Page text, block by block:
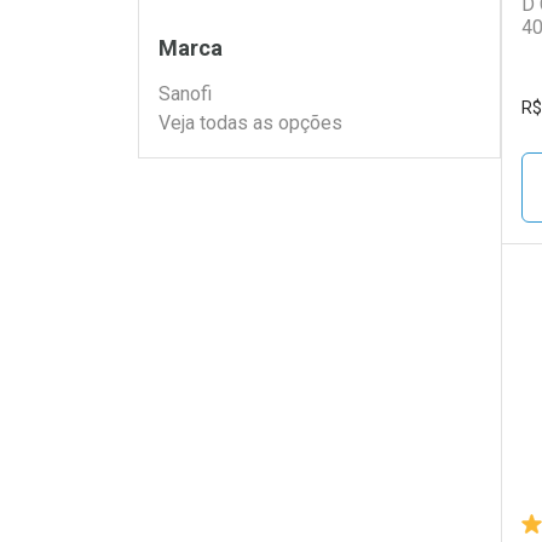
R$
Filtros
Marca
Sanofi
Veja todas as opções